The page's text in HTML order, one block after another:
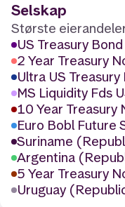
Selskap
Største
US Treasury
2 Year Treasury
Ultra US
MS Liquidity Fds
10 Year
Euro Bobl Future
Suriname
Argentina
5 Year Treasury
Uruguay